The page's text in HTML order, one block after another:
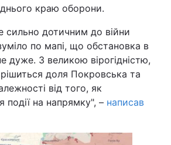
краю оборони.
сильно дотичним до війни
по мапі, що обстановка в
дуже. З великою вірогідністю,
доля Покровська та
від того, як
події на напрямку", – написав